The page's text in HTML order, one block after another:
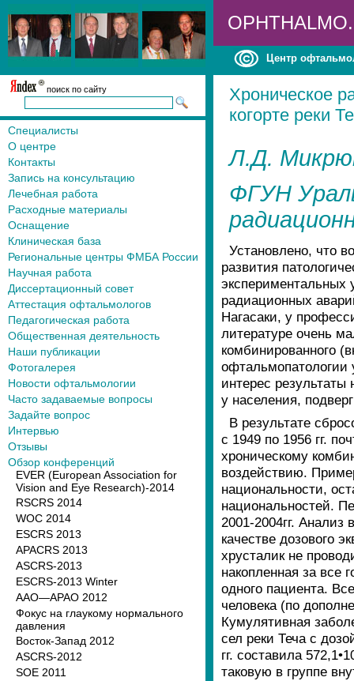
Центр
поиск по сайту
Специалисты
О центре
Контакты
Запись на консультацию
Лечебная работа
Расходные материалы
Оснащение
Клиническая база
Региональные центры ФМБА России
Научная работа
Диссертационный совет
Аттестация офтальмологов
Педагогическая работа
Общественная деятельность
Наши публикации
Фотогалерея
Новости офтальмологии
Часто задаваемые вопросы
Задайте вопрос
Интервью
Отзывы
Обзор конференций
EVER (European Association for
Vision and Eye Research)-2014
RSCRS 2014
WOC 2014
ESCRS 2013
APACRS 2013
ASCRS-2013
ESCRS-2013 Winter
AAO—APAO 2012
Фокус на глаукому нормального
давления
Восток-Запад 2012
ASCRS-2012
SOE 2011
Хроническое
когорте реки
Л.Д.
ФГУН
Установлено, что
развития
экспериментальных
радиационных
Нагасаки, у
литературе очень
комбинированного
офтальмопатологии
интерес
у населения,
В результате
с 1949 по 1956 гг.
хроническому
воздействию.
национальности,
национальностей.
2001-2004гг.
качестве дозового
хрусталик не
накопленная за все
одного пациента.
человека (по
Кумулятивная
сел реки Теча с
гг. составила
таковую в группе